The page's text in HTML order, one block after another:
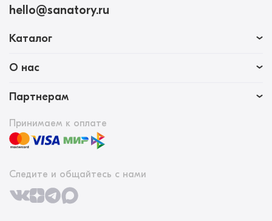
hello@sanatory.ru
Каталог
О нас
Партнерам
Принимаем к оплате
Следите и общайтесь с нами